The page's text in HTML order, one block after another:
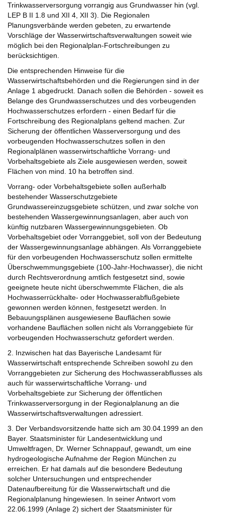
Trinkwasserversorgung vorrangig aus Grundwasser hin (vgl.
LEP B II 1.8 und XII 4, XII 3). Die Regionalen
Planungsverbände werden gebeten, zu erwartende
Vorschläge der Wasserwirtschaftsverwaltungen soweit wie
möglich bei den Regionalplan-Fortschreibungen zu
berücksichtigen.
Die entsprechenden Hinweise für die
Wasserwirtschaftsbehörden und die Regierungen sind in der
Anlage 1 abgedruckt. Danach sollen die Behörden - soweit es
Belange des Grundwasserschutzes und des vorbeugenden
Hochwasserschutzes erfordern - einen Bedarf für die
Fortschreibung des Regionalplans geltend machen. Zur
Sicherung der öffentlichen Wasserversorgung und des
vorbeugenden Hochwasserschutzes sollen in den
Regionalplänen wasserwirtschaftliche Vorrang- und
Vorbehaltsgebiete als Ziele ausgewiesen werden, soweit
Flächen von mind. 10 ha betroffen sind.
Vorrang- oder Vorbehaltsgebiete sollen außerhalb
bestehender Wasserschutzgebiete
Grundwassereinzugsgebiete schützen, und zwar solche von
bestehenden Wassergewinnungsanlagen, aber auch von
künftig nutzbaren Wassergewinnungsgebieten. Ob
Vorbehaltsgebiet oder Vorranggebiet, soll von der Bedeutung
der Wassergewinnungsanlage abhängen. Als Vorranggebiete
für den vorbeugenden Hochwasserschutz sollen ermittelte
Überschwemmungsgebiete (100-Jahr-Hochwasser), die nicht
durch Rechtsverordnung amtlich festgesetzt sind, sowie
geeignete heute nicht überschwemmte Flächen, die als
Hochwasserrückhalte- oder Hochwasserabflußgebiete
gewonnen werden können, festgesetzt werden. In
Bebauungsplänen ausgewiesene Bauflächen sowie
vorhandene Bauflächen sollen nicht als Vorranggebiete für
vorbeugenden Hochwasserschutz gefordert werden.
2. Inzwischen hat das Bayerische Landesamt für
Wasserwirtschaft entsprechende Schreiben sowohl zu den
Vorranggebieten zur Sicherung des Hochwasserabflusses als
auch für wasserwirtschaftliche Vorrang- und
Vorbehaltsgebiete zur Sicherung der öffentlichen
Trinkwasserversorgung in der Regionalplanung an die
Wasserwirtschaftsverwaltungen adressiert.
3. Der Verbandsvorsitzende hatte sich am 30.04.1999 an den
Bayer. Staatsminister für Landesentwicklung und
Umweltfragen, Dr. Werner Schnappauf, gewandt, um eine
hydrogeologische Aufnahme der Region München zu
erreichen. Er hat damals auf die besondere Bedeutung
solcher Untersuchungen und entsprechender
Datenaufbereitung für die Wasserwirtschaft und die
Regionalplanung hingewiesen. In seiner Antwort vom
22.06.1999 (Anlage 2) sichert der Staatsminister für